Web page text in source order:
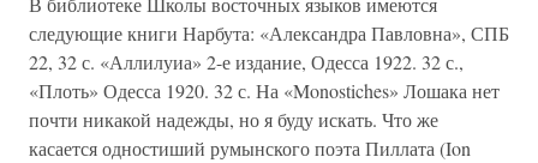
следующие книги Нарбута: «Александра Павловна», СПБ
22, 32 с. «Аллилуиа» 2-е издание, Одесса 1922. 32 с.,
«Плоть» Одесса 1920. 32 с. На «Monostiches» Лошака нет
почти никакой надежды, но я буду искать. Что же
касается одностиший румынского поэта Пиллата (Ion